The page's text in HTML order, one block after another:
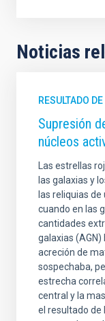
Noticias
RESULTADO
Supresión
núcleos
Las estrellas
las galaxias y
las reliquias
cuando en las
cantidades
galaxias
acreción de
sospechaba,
estrecha
central y la
el resultado de